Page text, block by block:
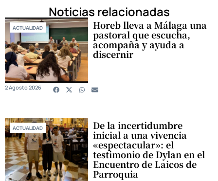
Noticias relacionadas
ACTUALIDAD Horeb lleva a Málaga una
pastoral que escucha,
acompaña y ayuda a
discernir
2 Agosto 2026
ACTUALIDAD De la incertidumbre
inicial a una vivencia
«espectacular»: el
testimonio de Dylan en el
Encuentro de Laicos de
Parroquia